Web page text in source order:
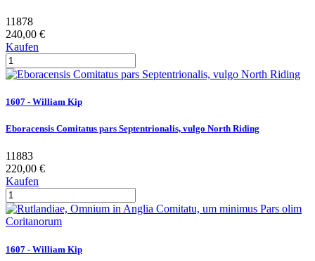
11878
240,00 €
Kaufen
1607 - William Kip
Eboracensis Comitatus pars Septentrionalis, vulgo North Riding
11883
220,00 €
Kaufen
1607 - William Kip